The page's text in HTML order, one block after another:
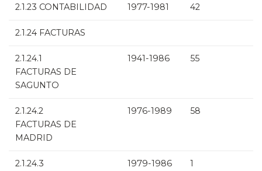
2.1.23 CONTABILIDAD 1977-1981 42
2.1.24 FACTURAS
2.1.24.1
FACTURAS DE
SAGUNTO
1941-1986 55
2.1.24.2
FACTURAS DE
MADRID
1976-1989 58
2.1.24.3
1979-1986 1